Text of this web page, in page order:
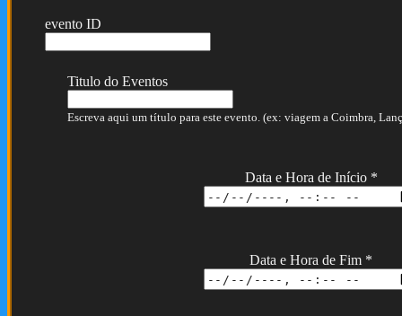
evento ID
Titulo do Eventos
Escreva aqui um título para este evento. (ex: viagem a Coimbra,
Data e Hora de Início *
Data e Hora de Fim *